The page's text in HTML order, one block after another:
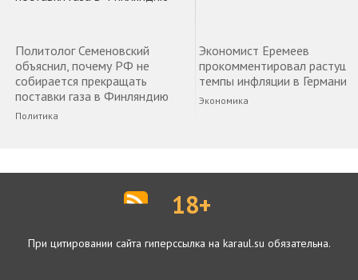
Политолог Семеновский
объяснил, почему РФ не
собирается прекращать
поставки газа в Финляндию
Политика
Экономист Еремеев
прокомментировал
темпы инфляции в Германии
Экономика
18+
При цитировании сайта гиперссылка на karaul.su обязательна.